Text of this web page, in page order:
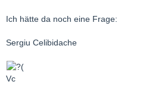
Ich hätte da noch eine Frage:
Sergiu Celibidache
Vc